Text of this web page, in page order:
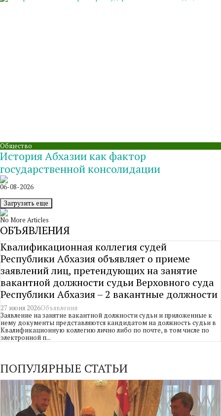
Общество
История Абхазии как фактор
государственной консолидации
06-08-2026
Загрузить еще
No More Articles
ОБЪЯВЛЕНИЯ
Квалификационная коллегия судей
Республики Абхазия объявляет о приеме
заявлений лиц, претендующих на занятие
вакантной должности судьи Верховного суда
Республики Абхазия – 2 вакантные должности
27 июня 2026Объявления
Заявление на занятие вакантной должности судьи и приложенные к
нему документы представляются кандидатом на должность судьи в
Квалификационную коллегию лично либо по почте, в том числе по
электронной п...
ПОПУЛЯРНЫЕ СТАТЬИ